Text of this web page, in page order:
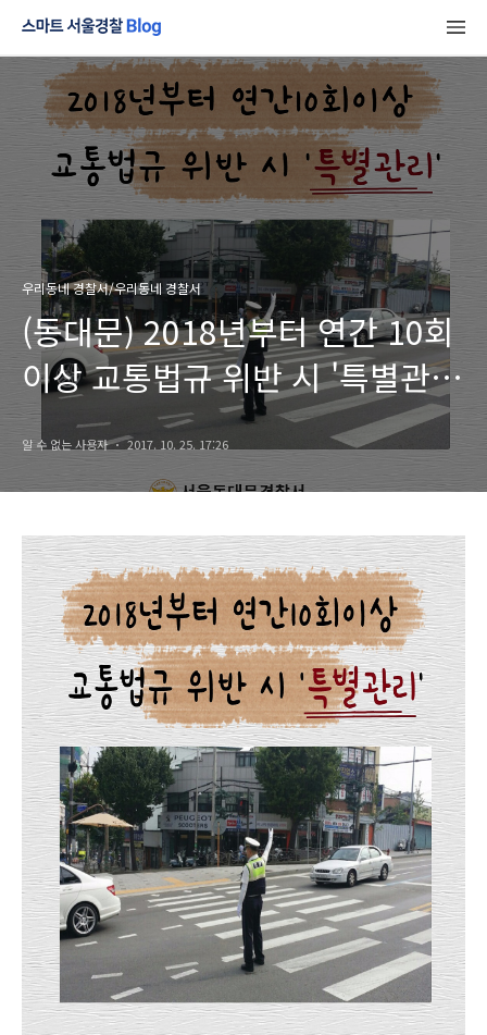
우리동네 경찰서/우리동네 경찰서
(동대문) 2018년부터 연간 10회
이상 교통법규 위반 시 '특별관리'
대상자가 됩니다.
알 수 없는 사용자 2017. 10. 25. 17:26